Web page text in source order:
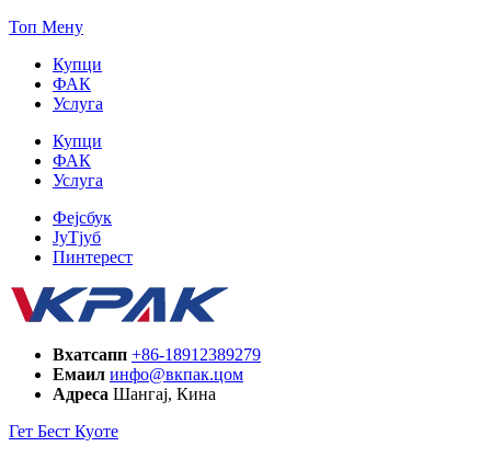
Топ Мену
Купци
ФАК
Услуга
Купци
ФАК
Услуга
Фејсбук
ЈуТјуб
Пинтерест
Вхатсапп +86-18912389279
Емаил инфо@вкпак.цом
Адреса Шангај, Кина
Гет Бест Куоте